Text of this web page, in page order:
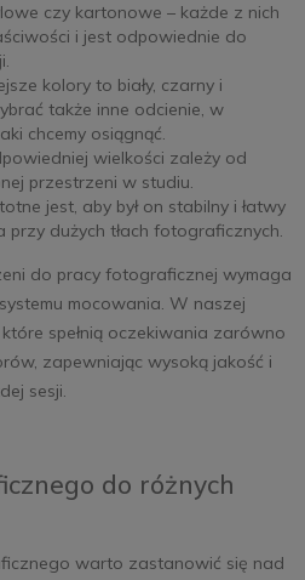
czy kartonowe – każde z nich
i jest odpowiednie do
kolory to biały, czarny i
także inne odcienie, w
chcemy osiągnąć.
wielkości zależy od
przestrzeni w studiu.
jest, aby był on stabilny i łatwy
przy dużych tłach fotograficznych.
do pracy fotograficznej wymaga
mocowania. W naszej
spełnią oczekiwania zarówno
zapewniając wysoką jakość i
sesji.
do różnych
warto zastanowić się nad